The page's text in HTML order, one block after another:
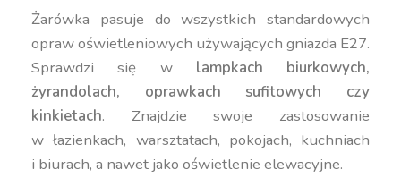
Żarówka pasuje do wszystkich standardowych
opraw oświetleniowych używających gniazda E27.
Sprawdzi się w lampkach biurkowych,
żyrandolach, oprawkach sufitowych czy
kinkietach. Znajdzie swoje zastosowanie
w łazienkach, warsztatach, pokojach, kuchniach
i biurach, a nawet jako oświetlenie elewacyjne.